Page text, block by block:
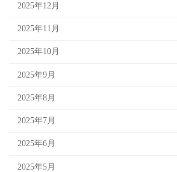
2025年12月
2025年11月
2025年10月
2025年9月
2025年8月
2025年7月
2025年6月
2025年5月